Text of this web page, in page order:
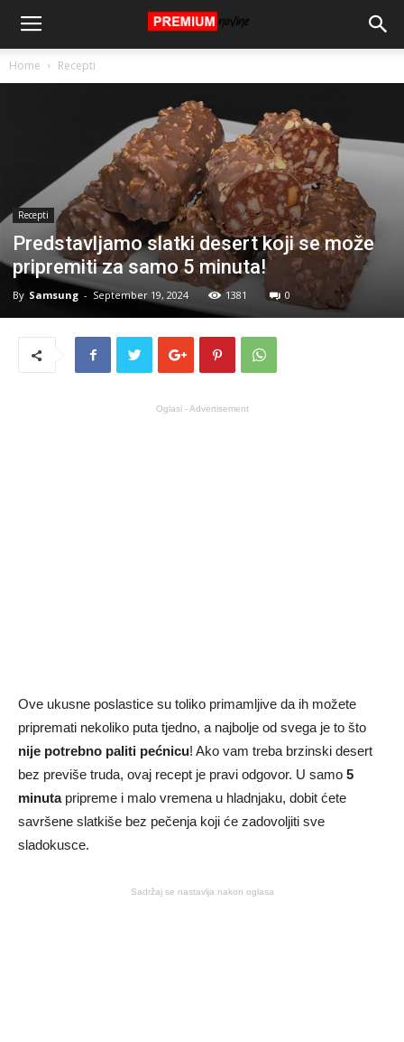
Home Recepti
Recepti
Predstavljamo slatki desert koji se može
pripremiti za samo 5 minuta!
By Samsung - September 19, 2024 1381 0
Oglasi - Advertisement
Ove ukusne poslastice su toliko primamljive da ih možete
pripremati nekoliko puta tjedno, a najbolje od svega je to što
nije potrebno paliti pećnicu! Ako vam treba brzinski desert
bez previše truda, ovaj recept je pravi odgovor. U samo 5
minutapripreme i malo vremena u hladnjaku, dobit ćete
savršene slatkiše bez pečenja koji će zadovoljiti sve
sladokusce.
Sadržaj se nastavlja nakon oglasa